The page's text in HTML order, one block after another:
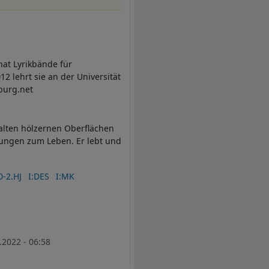
Lyrikbände für
lehrt sie an der Universität
hölzernen Oberflächen
zum Leben. Er lebt und
2.HJ I:DES I:MK
- 06:58